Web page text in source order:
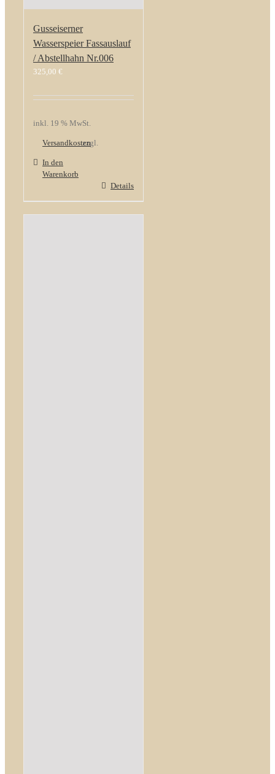
Gusseiserner
Wasserspeier Fassauslauf
/ Abstellhahn Nr.006
325,00 €
inkl. 19 % MwSt.
zzgl.
Versandkosten
In den
Warenkorb
Details